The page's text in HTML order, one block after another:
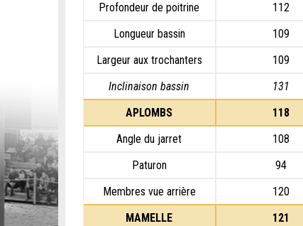
Profondeur de poitrine
112
Longueur bassin
109
Largeur aux trochanters
109
Inclinaison bassin
131
APLOMBS
118
Angle du jarret
108
Paturon
94
Membres vue arrière
120
MAMELLE
121